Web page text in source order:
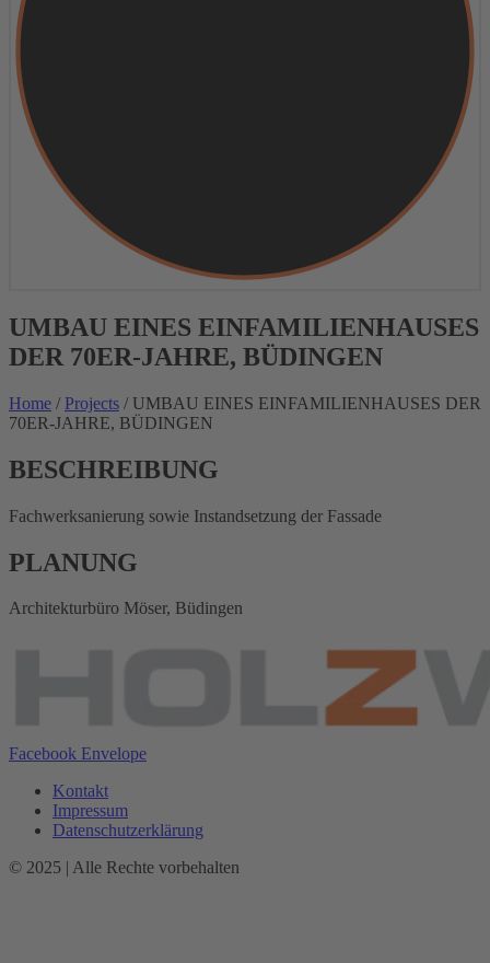
UMBAU EINES EINFAMILIENHAUSES
DER 70ER-JAHRE, BÜDINGEN
Home / Projects / UMBAU EINES EINFAMILIENHAUSES DER
70ER-JAHRE, BÜDINGEN
BESCHREIBUNG
Fachwerksanierung sowie Instandsetzung der Fassade
PLANUNG
Architekturbüro Möser, Büdingen
Facebook Envelope
Kontakt
Impressum
Datenschutzerklärung
© 2025 | Alle Rechte vorbehalten